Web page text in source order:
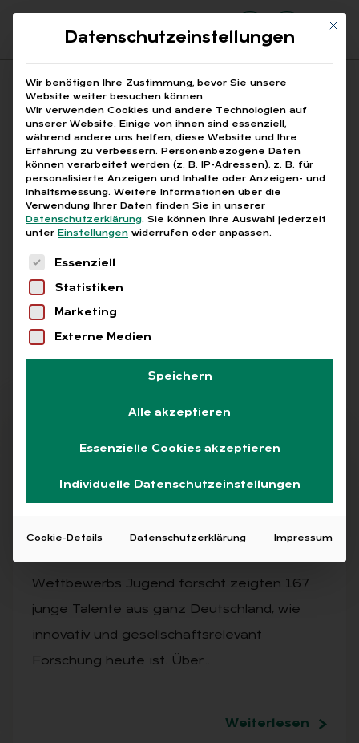
Suchfeld
Suchen
Breadcrumb-Navigation
STARTSEITE BUNDESWETTBEWERB MINT
Alle Bei­trä­ge mit dem
Schlag­wort „Bun­des­
wett­be­werb MINT“
Alle Free Abo L+G +
AUSGABE 4/2025
Wettbewerbs Jugend forscht zeigten 167
junge Talente aus ganz Deutschland, wie
innovativ und gesellschaftsrelevant
Forschung heute ist. Über…
Weiterlesen
Mit
Datenschutzeinstellungen
Wir benötigen Ihre Zustimmung, bevor Sie unsere
Website weiter besuchen können.
Wir verwenden Cookies und andere Technologien auf
unserer Website. Einige von ihnen sind essenziell,
während andere uns helfen, diese Website und Ihre
Erfahrung zu verbessern. Personenbezogene Daten
können verarbeitet werden (z. B. IP-Adressen), z. B. für
personalisierte Anzeigen und Inhalte oder Anzeigen- und
Inhaltsmessung. Weitere Informationen über die
Verwendung Ihrer Daten finden Sie in unserer
Datenschutzerklärung. Sie können Ihre Auswahl jederzeit
unter Einstellungen widerrufen oder anpassen.
Es folgt eine Liste der Service-Gruppen, für
Essenziell
Statistiken
Marketing
Externe Medien
Speichern
Alle akzeptieren
Essenzielle Cookies akzeptieren
Individuelle Datenschutzeinstellungen
Cookie-Details Datenschutzerklärung Impressum